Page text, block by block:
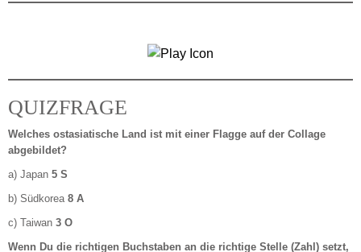
QUIZFRAGE
Welches ostasiatische Land ist mit einer Flagge auf der Collage
abgebildet?
a) Japan 5 S
b) Südkorea 8 A
c) Taiwan 3 O
Wenn Du die richtigen Buchstaben an die richtige Stelle (Zahl) setzt,